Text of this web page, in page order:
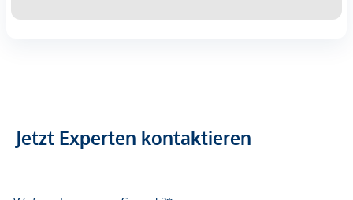
Jetzt Experten kontaktieren